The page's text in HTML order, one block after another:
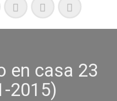
en casa 23
2015)